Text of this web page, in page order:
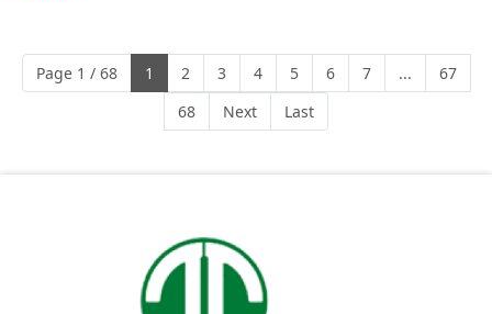
ngành công nghiệp khác nhau. 
Độ nhạy cao: Trang bị đầu dò
InGaAs độ nhạy cao, cung cấp
phản hồi phổ tuyến tính đầy đủ,
đảm bảo độ chính xác và khả
Page 1 / 68 1 2 3 4 5 6 7 ...
67
68
Next Last